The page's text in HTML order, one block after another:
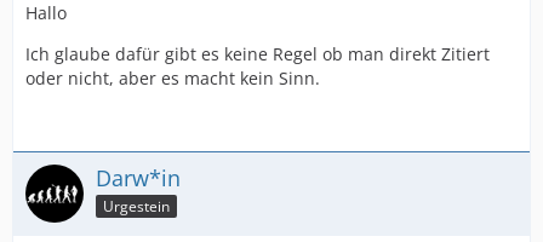
Hallo
Ich glaube dafür gibt es keine Regel ob man direkt Zitiert
oder nicht, aber es macht kein Sinn.
Darw*in
Urgestein